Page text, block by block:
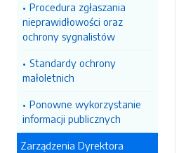
Procedura zgłaszania
nieprawidłowości oraz
ochrony sygnalistów
Standardy ochrony
małoletnich
Ponowne wykorzystanie
informacji publicznych
Zarządzenia Dyrektora